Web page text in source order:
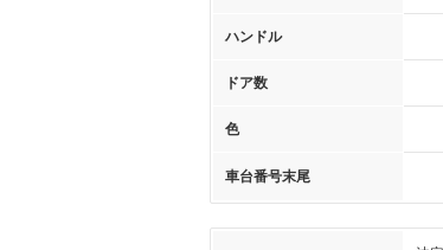
ハンドル
ドア数
色
車台番号末尾